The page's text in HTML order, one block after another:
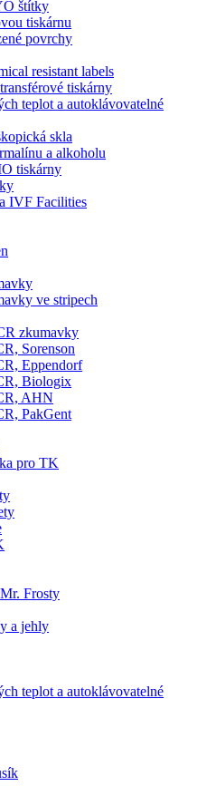
štítky
tiskárnu
povrchy
resistant labels
tiskárny
teplot a autoklávovatelné
skla
a alkoholu
tiskárny
IVF Facilities
ve stripech
zkumavky
Sorenson
Eppendorf
Biologix
AHN
PakGent
pro TK
Frosty
a jehly
teplot a autoklávovatelné